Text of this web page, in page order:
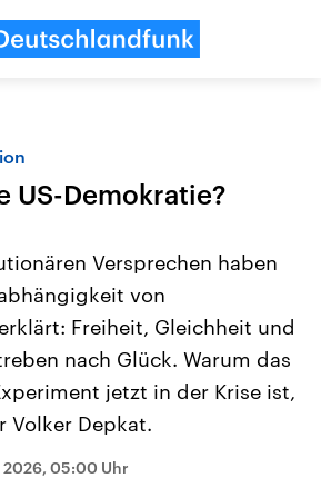
Anhalt
neuen
das
USA
Aktuelle Beiträge,
Hintergründe
den mächtigsten Ländern
US-Demokratie?
Versprechen haben
von
Freiheit, Gleichheit und
nach Glück. Warum das
jetzt in der Krise ist,
Volker Depkat.
2026, 05:00 Uhr